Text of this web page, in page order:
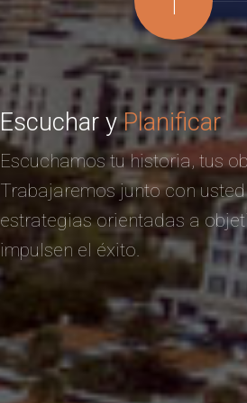
Escuchar yPlanificar
Escuchamos tu historia, tus
Trabajaremos junto con
estrategias orientadas a
impulsen el éxito.